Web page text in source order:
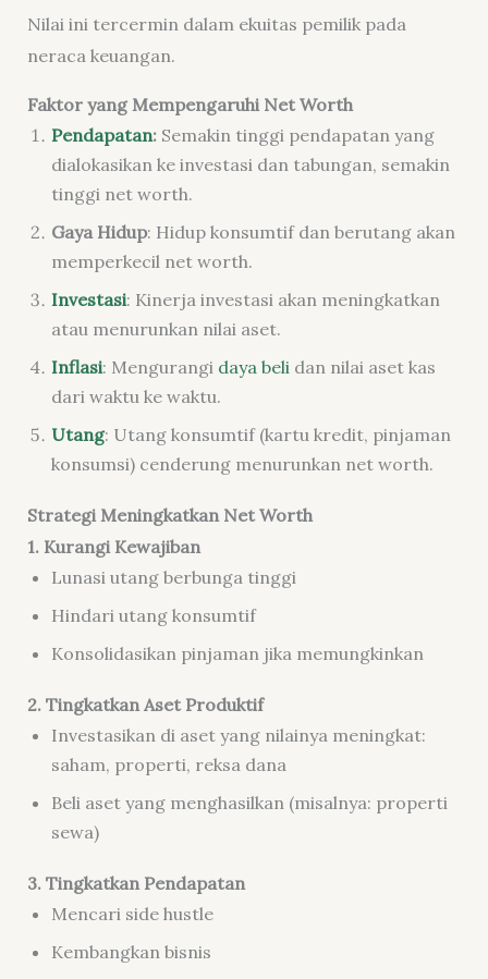
Nilai ini tercermin dalam ekuitas pemilik pada
neraca keuangan.
Faktor yang Mempengaruhi Net Worth
Pendapatan:Semakin tinggi pendapatan yang
dialokasikan ke investasi dan tabungan, semakin
tinggi net worth.
Gaya Hidup: Hidup konsumtif dan berutang akan
memperkecil net worth.
Investasi: Kinerja investasi akan meningkatkan
atau menurunkan nilai aset.
Inflasi: Mengurangi daya beli dan nilai aset kas
dari waktu ke waktu.
Utang: Utang konsumtif (kartu kredit, pinjaman
konsumsi) cenderung menurunkan net worth.
Strategi Meningkatkan Net Worth
1. Kurangi Kewajiban
Lunasi utang berbunga tinggi
Hindari utang konsumtif
Konsolidasikan pinjaman jika memungkinkan
2. Tingkatkan Aset Produktif
Investasikan di aset yang nilainya meningkat:
saham, properti, reksa dana
Beli aset yang menghasilkan (misalnya: properti
sewa)
3. Tingkatkan Pendapatan
Mencari side hustle
Kembangkan bisnis